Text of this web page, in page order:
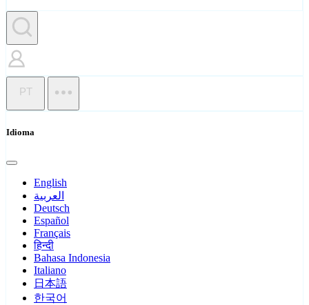
PT
Idioma
English
العربية
Deutsch
Español
Français
हिन्दी
Bahasa Indonesia
Italiano
日本語
한국어